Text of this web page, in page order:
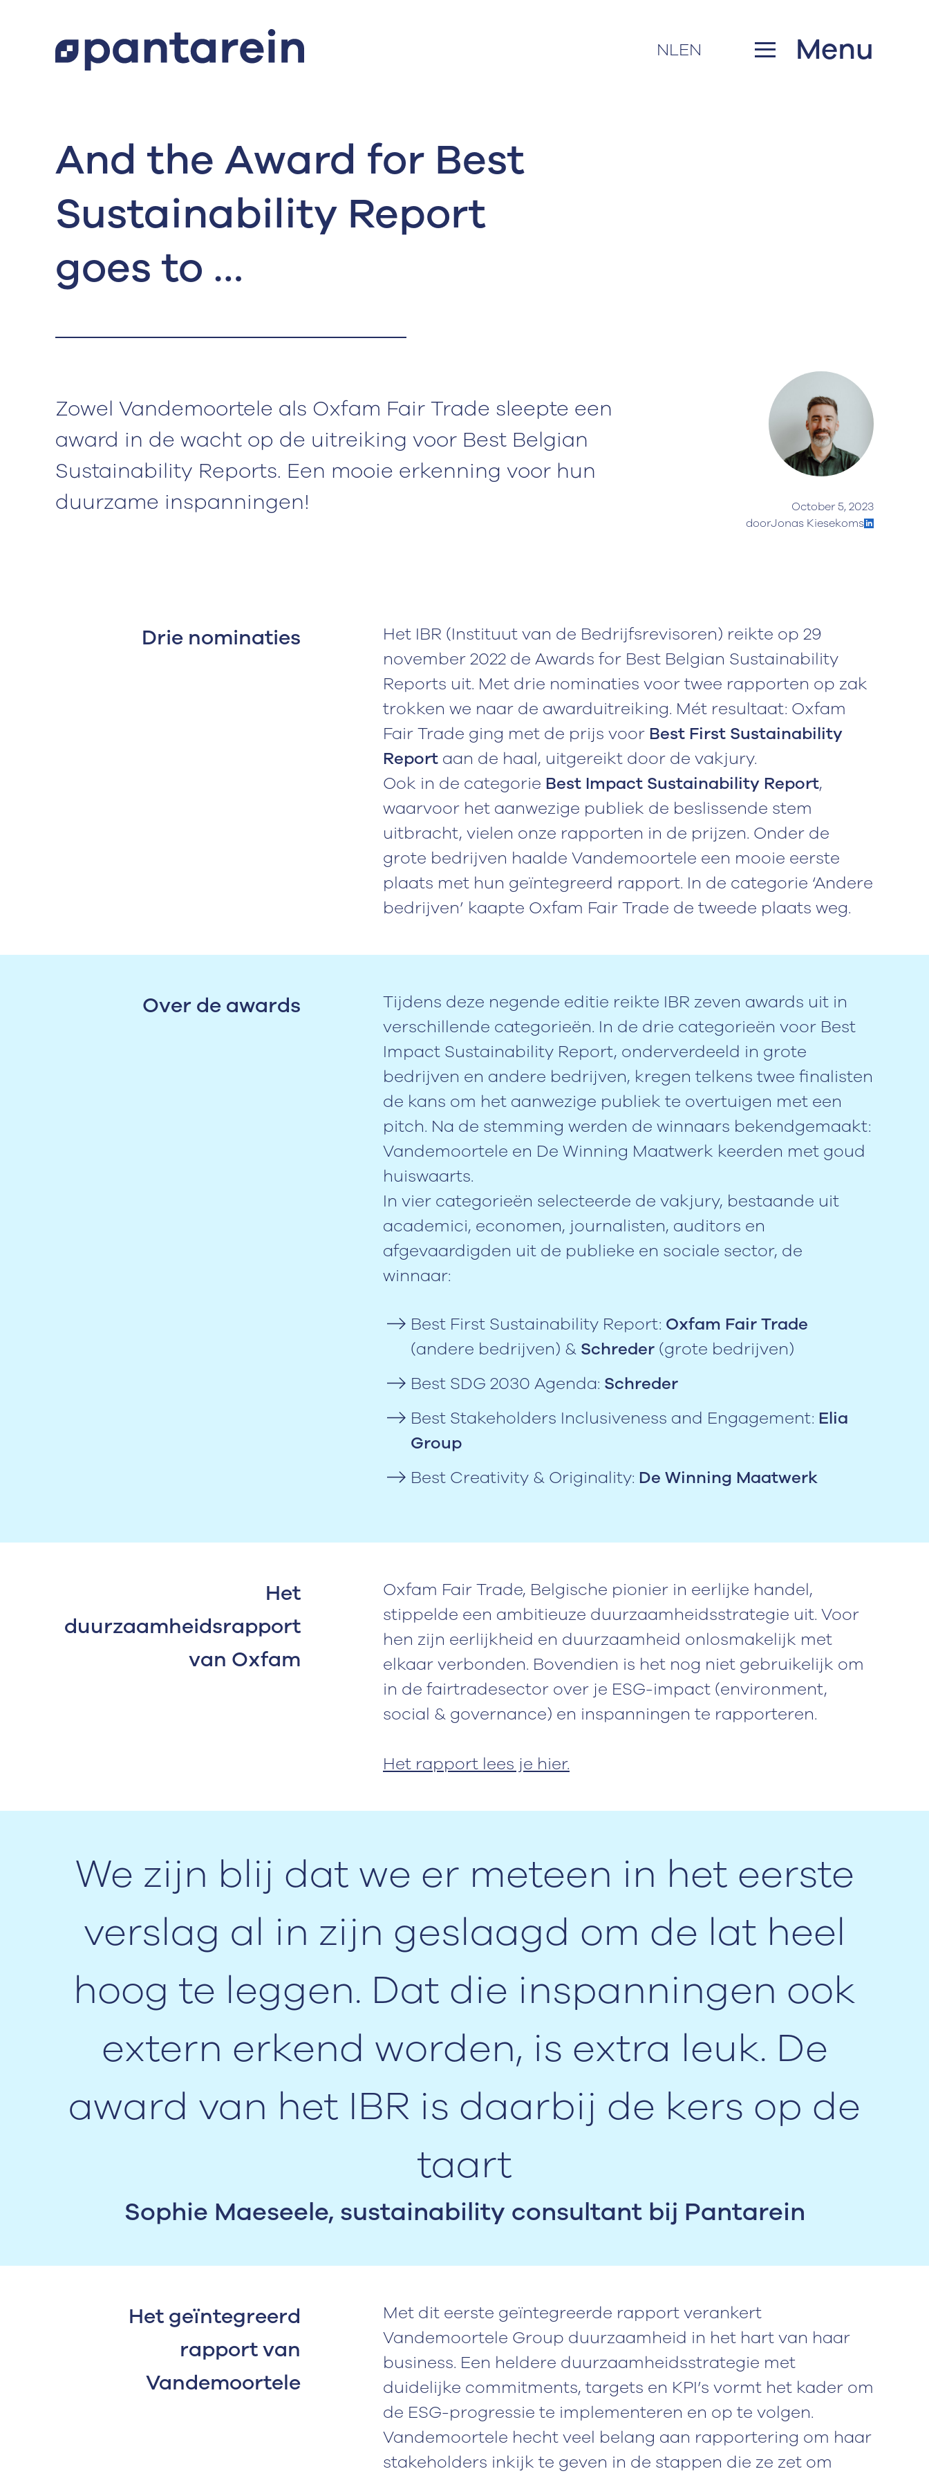
NLEN Menu
And the Award for Best
Sustainability Report
goes to …
Zowel Vandemoortele als Oxfam Fair Trade sleepte een
award in de wacht op de uitreiking voor Best Belgian
Sustainability Reports. Een mooie erkenning voor hun
duurzame inspanningen!
October 5, 2023
doorJonas Kiesekoms
Drie nominaties
Het IBR (Instituut van de Bedrijfsrevisoren) reikte op 29
november 2022 de Awards for Best Belgian Sustainability
Reports uit. Met drie nominaties voor twee rapporten op zak
trokken we naar de awarduitreiking. Mét resultaat: Oxfam
Fair Trade ging met de prijs voor Best First Sustainability
Report aan de haal, uitgereikt door de vakjury.
Ook in de categorie Best Impact Sustainability Report,
waarvoor het aanwezige publiek de beslissende stem
uitbracht, vielen onze rapporten in de prijzen. Onder de
grote bedrijven haalde Vandemoortele een mooie eerste
plaats met hun geïntegreerd rapport. In de categorie ‘Andere
bedrijven’ kaapte Oxfam Fair Trade de tweede plaats weg.
Over de awards
Tijdens deze negende editie reikte IBR zeven awards uit in
verschillende categorieën. In de drie categorieën voor Best
Impact Sustainability Report, onderverdeeld in grote
bedrijven en andere bedrijven, kregen telkens twee finalisten
de kans om het aanwezige publiek te overtuigen met een
pitch. Na de stemming werden de winnaars bekendgemaakt:
Vandemoortele en De Winning Maatwerk keerden met goud
huiswaarts.
In vier categorieën selecteerde de vakjury, bestaande uit
academici, economen, journalisten, auditors en
afgevaardigden uit de publieke en sociale sector, de
winnaar:
Best First Sustainability Report: Oxfam Fair Trade
(andere bedrijven) & Schreder (grote bedrijven)
Best SDG 2030 Agenda: Schreder
Best Stakeholders Inclusiveness and Engagement: Elia
Group
Best Creativity & Originality: De Winning Maatwerk
Het
duurzaamheidsrapport
van Oxfam
Oxfam Fair Trade, Belgische pionier in eerlijke handel,
stippelde een ambitieuze duurzaamheidsstrategie uit. Voor
hen zijn eerlijkheid en duurzaamheid onlosmakelijk met
elkaar verbonden. Bovendien is het nog niet gebruikelijk om
in de fairtradesector over je ESG-impact (environment,
social & governance) en inspanningen te rapporteren.
Het rapport lees je hier.
We zijn blij dat we er meteen in het eerste
verslag al in zijn geslaagd om de lat heel
hoog te leggen. Dat die inspanningen ook
extern erkend worden, is extra leuk. De
award van het IBR is daarbij de kers op de
taart
Sophie Maeseele, sustainability consultant bij Pantarein
Het geïntegreerd
rapport van
Vandemoortele
Met dit eerste geïntegreerde rapport verankert
Vandemoortele Group duurzaamheid in het hart van haar
business. Een heldere duurzaamheidsstrategie met
duidelijke commitments, targets en KPI’s vormt het kader om
de ESG-progressie te implementeren en op te volgen.
Vandemoortele hecht veel belang aan rapportering om haar
stakeholders inkijk te geven in de stappen die ze zet om